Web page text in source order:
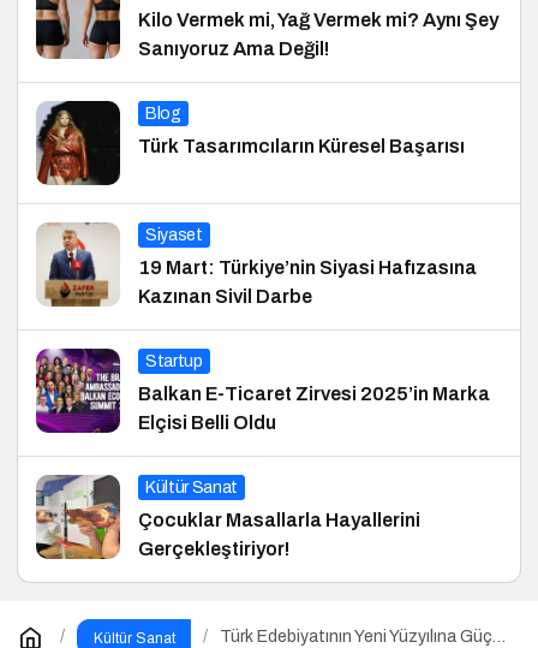
Kilo Vermek mi, Yağ Vermek mi? Aynı Şey
Sanıyoruz Ama Değil!
Blog
Türk Tasarımcıların Küresel Başarısı
Siyaset
19 Mart: Türkiye’nin Siyasi Hafızasına
Kazınan Sivil Darbe
Startup
Balkan E-Ticaret Zirvesi 2025’in Marka
Elçisi Belli Oldu
Kültür Sanat
Çocuklar Masallarla Hayallerini
Gerçekleştiriyor!
Kültür Sanat
Türk Edebiyatının Yeni Yüzyılına Güçlü